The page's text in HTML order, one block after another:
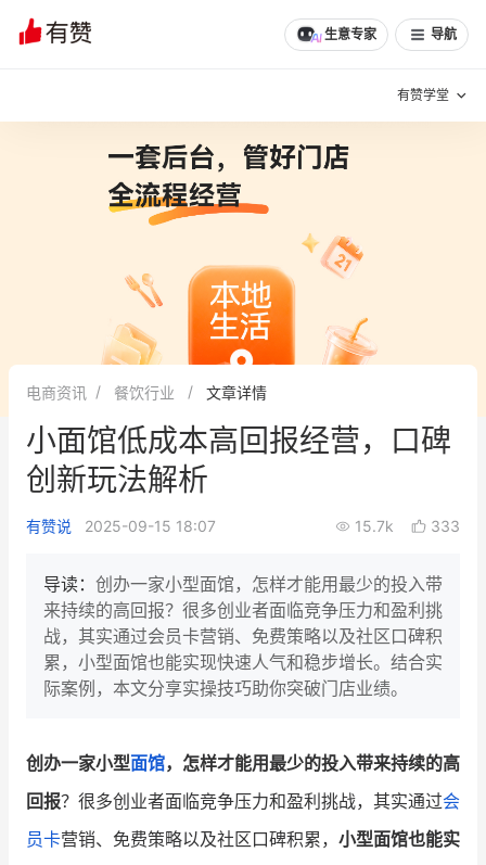
生意专家 导航
有赞学堂
增长方法
有赞专家说
新零售最佳实践
面对面聊增长
新零售大会
增长产品指南
智库 产品场景库
行业洞察
品牌消费观 行业报告
电商资讯 餐饮行业 文章详情
小面馆低成本高回报经营，口碑
创新玩法解析
有赞说 2025-09-15 18:07 15.7k 333
导读： 创办一家小型面馆，怎样才能用最少的投入带
来持续的高回报？很多创业者面临竞争压力和盈利挑
战，其实通过会员卡营销、免费策略以及社区口碑积
累，小型面馆也能实现快速人气和稳步增长。结合实
际案例，本文分享实操技巧助你突破门店业绩。
创办一家小型面馆，怎样才能用最少的投入带来持续的高
回报？很多创业者面临竞争压力和盈利挑战，其实通过会
员卡营销、免费策略以及社区口碑积累， 小型面馆也能实